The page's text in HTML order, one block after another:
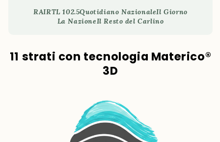
RAIRTL 102.5Quotidiano NazionaleIl Giorno
La NazioneIl Resto del Carlino
11 strati con tecnologia Materico®
3D